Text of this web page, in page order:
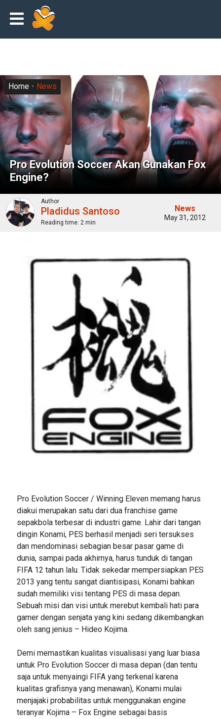
Pro Evolution Soccer Akan Gunakan Fox
Engine?
Home News
Author
Pladidus Santoso
Reading time: 2 min
News
May 31, 2012
Pro Evolution Soccer / Winning Eleven memang harus
diakui merupakan satu dari dua franchise game
sepakbola terbesar di industri game. Lahir dari tangan
dingin Konami, PES berhasil menjadi seri tersukses
dan mendominasi sebagian besar pasar game di
dunia, sampai pada akhirnya, harus tunduk di tangan
FIFA 12 tahun lalu. Tidak sekedar mempersiapkan PES
2013 yang tentu sangat diantisipasi, Konami bahkan
sudah memiliki visi tentang PES di masa depan.
Sebuah misi dan visi untuk merebut kembali hati para
gamer dengan senjata yang kini sedang dikembangkan
oleh sang jenius – Hideo Kojima.
Demi memastikan kualitas visualisasi yang luar biasa
untuk Pro Evolution Soccer di masa depan (dan tentu
saja untuk menyaingi FIFA yang terkenal karena
kualitas grafisnya yang menawan), Konami mulai
menjajaki probabilitas untuk menggunakan engine
teranyar Kojima – Fox Engine sebagai basis